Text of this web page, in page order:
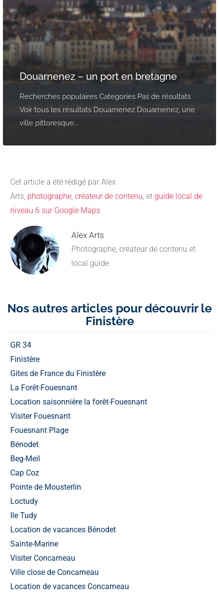
Douarnenez – un port en bretagne
Recherches populaires Categories Pas de résultats
Voir tous les résultats Douarnenez Douarnenez, une
ville pittoresque...
Cet article a été rédigé par Alex
Arts, photographe, créateur de contenu, et guide local de
niveau 6 sur Google Maps
Alex Arts
Photographe, créateur de contenu et
local guide
Nos autres articles pour découvrir le
Finistère
GR 34
Finistère
Gites de France du Finistère
La Forêt-Fouesnant
Location saisonnière la forêt-Fouesnant
Visiter Fouesnant
Fouesnant Plage
Bénodet
Beg-Meil
Cap Coz
Pointe de Mousterlin
Loctudy
Ile Tudy
Location de vacances Bénodet
Sainte-Marine
Visiter Concarneau
Ville close de Concarneau
Location de vacances Concarneau